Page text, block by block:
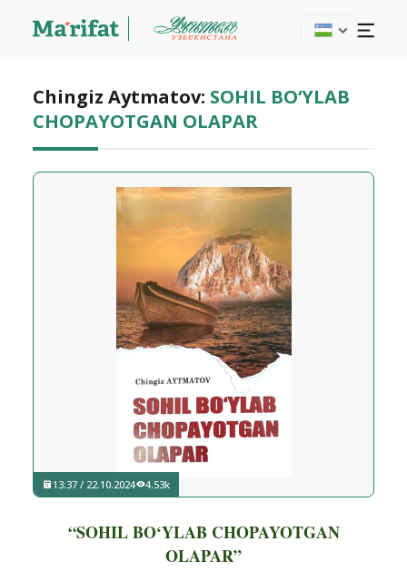
Chingiz Aytmatov: SOHIL BO‘YLAB
CHOPAYOTGAN OLAPAR
13:37 / 22.10.2024 4.53k
“SOHIL BO‘YLAB CHOPAYOTGAN
OLAPAR”